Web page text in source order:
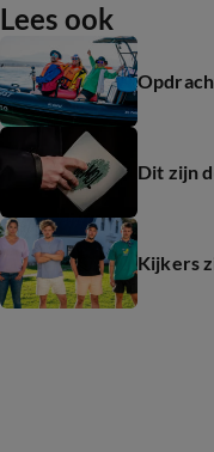
Lees ook
Dit zijn
Kijkers